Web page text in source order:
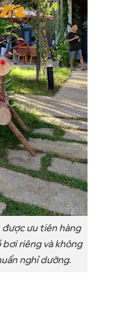
được ưu tiên hàng
bơi riêng và không
nghỉ dưỡng.